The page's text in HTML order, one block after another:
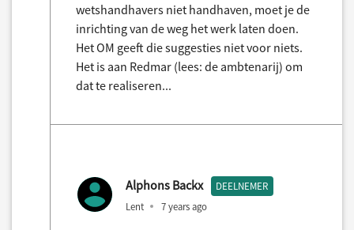
wetshandhavers niet handhaven, moet je de
inrichting van de weg het werk laten doen.
Het OM geeft die suggesties niet voor niets.
Het is aan Redmar (lees: de ambtenarij) om
dat te realiseren...
Alphons Backx DEELNEMER
Lent 7 years ago